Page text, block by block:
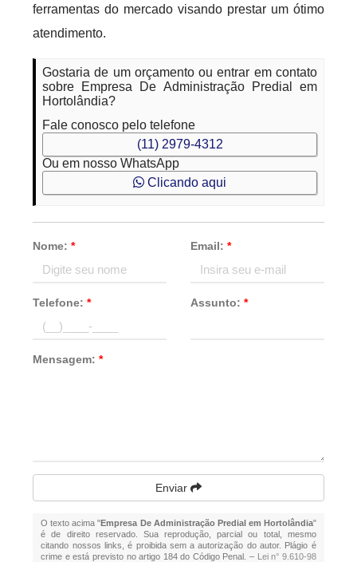
ferramentas do mercado visando prestar um ótimo
atendimento.
Gostaria de um orçamento ou entrar em contato
sobre Empresa De Administração Predial em
Hortolândia?
Fale conosco pelo telefone
(11) 2979-4312
Ou em nosso WhatsApp
Clicando aqui
Nome:* Email: *
Telefone:* Assunto: *
Mensagem:*
Enviar
O texto acima "Empresa De Administração Predial em Hortolândia"
é de direito reservado. Sua reprodução, parcial ou total, mesmo
citando nossos links, é proibida sem a autorização do autor. Plágio é
crime e está previsto no artigo 184 do Código Penal. – Lei n° 9.610-98